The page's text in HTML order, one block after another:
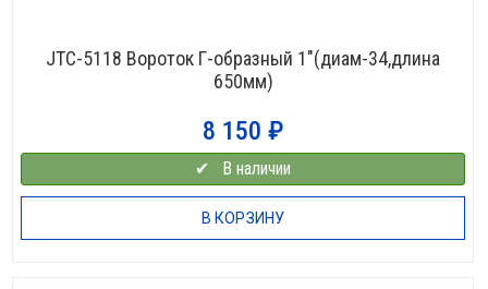
JTC-5118 Вороток Г-образный 1″(диам-34,длина
650мм)
8 150 ₽
✔⠀В наличии
В КОРЗИНУ